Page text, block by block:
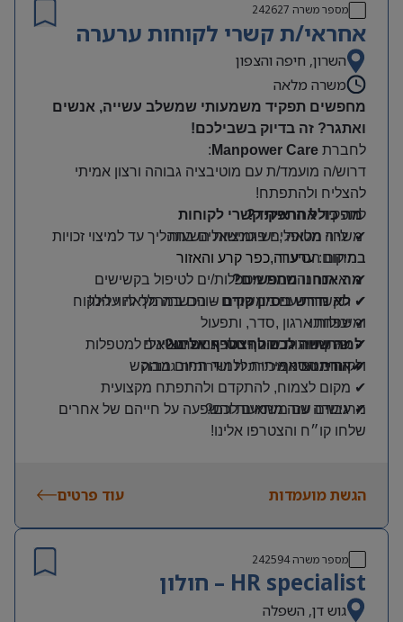
מספר משרה 242627
אחראי/ת קשרי לקוחות ערערה
השרון, חיפה והצפון
משרה מלאה
מחפשים תפקיד משמעותי שמשלב עשייה, אנשים
ואתגר? זה בדיוק בשבילכם!
לחברת Manpower Care
:
דרוש/ה מועמד/ת עם מוטיבציה גבוהה ורצון אמיתי
להצליח ולהתפתח!
לתפקידאחראית קשרי לקוחות
משרה מלאה , יש גמישות השעות
במיקום:ערערה,כפר קרע והאזור
מה כולל התפקיד?
✔ ליווי מטופלים פוטנציאלים בתהליך עד למיצוי זכויות
בתחום הסיעוד
✔איתור והשמת מטפלות/ים לטיפול בקשישים
✔ תקשורת עם ממשקים שונים במהלך ליווי הלקוח
ומשפחתו
✔ מתן שירות שוטף טלפוני ופרונטאלי למטפלות
ולקוחות הסניף
מה אנחנו מחפשים?
✔ לא נדרש ניסיון קודם –הכשרה מלאה עלינו!
✔ יכולות ארגון ,סדר, ותפעול
✔ שירותיות גבוהה ויחסי אנוש מצוינים
✔אוריינטציה מכירתית ושירותית גבוהה
למה שווה לכם להצטרף אלינו?
✔ הזדמנות אמיתית ללמוד תחום מבוקש
✔ מקום לצמוח, להתקדם ולהתפתח מקצועית
✔ עבודה עם משמעות והשפעה על חייהם של אחרים
מרגישים שזה מתאים לכם?
שלחו קו״ח והצטרפו אלינו!
הגשת מועמדות עוד פרטים
מספר משרה242594
HR specialist – חולון
גוש דן, השפלה